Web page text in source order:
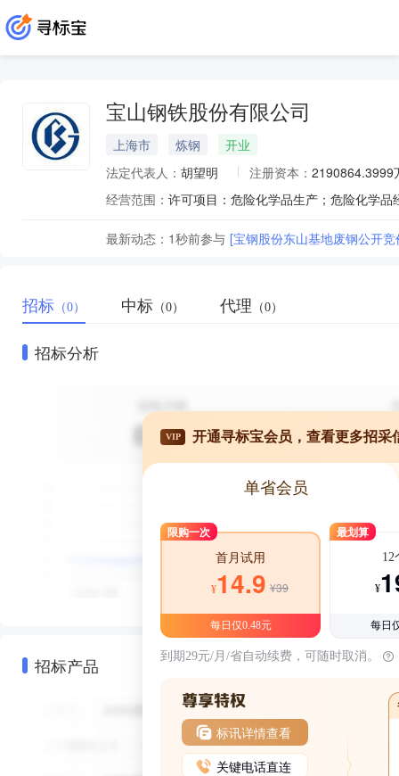
宝山钢铁股份有限公司
上海市 炼钢
开业
法定代表人： 胡望明 注册资本： 2190864.3999
经营范围：
最新动态： 1秒前参与 [宝钢股份东山基地废钢公开
招标 （0） 中标 （0） 代理 （0）
招标分析
招标产品
VIP 开通寻标宝会员，查看更多招采
单省会员
限购一次
首月试用
¥14.9 ¥39
每日仅0.48元
最划算
12
¥
每日
到期29元/月/省自动续费，可随时取消。
标讯详情查看
关键电话直连